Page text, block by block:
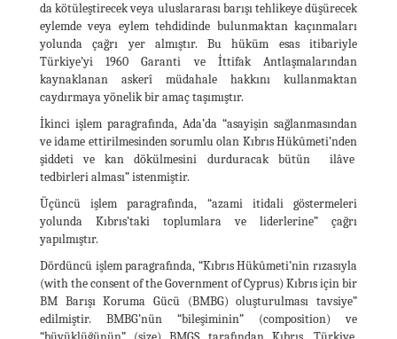
da kötüleştirecek veya uluslararası barışı tehlikeye düşürecek
eylemde veya eylem tehdidinde bulunmaktan kaçınmaları
yolunda çağrı yer almıştır. Bu hüküm esas itibariyle
Türkiye’yi 1960 Garanti ve İttifak Antlaşmalarından
kaynaklanan askerî müdahale hakkını kullanmaktan
caydırmaya yönelik bir amaç taşımıştır.
İkinci işlem paragrafında, Ada’da “asayişin sağlanmasından
ve idame ettirilmesinden sorumlu olan Kıbrıs Hükûmeti’nden
şiddeti ve kan dökülmesini durduracak bütün ilâve
tedbirleri alması” istenmiştir.
Üçüncü işlem paragrafında, “azami itidali göstermeleri
yolunda Kıbrıs’taki toplumlara ve liderlerine” çağrı
yapılmıştır.
Dördüncü işlem paragrafında, “Kıbrıs Hükûmeti’nin rızasıyla
(with the consent of the Government of Cyprus) Kıbrıs için bir
BM Barışı Koruma Gücü (BMBG) oluşturulması tavsiye”
edilmiştir. BMBG’nün “bileşiminin” (composition) ve